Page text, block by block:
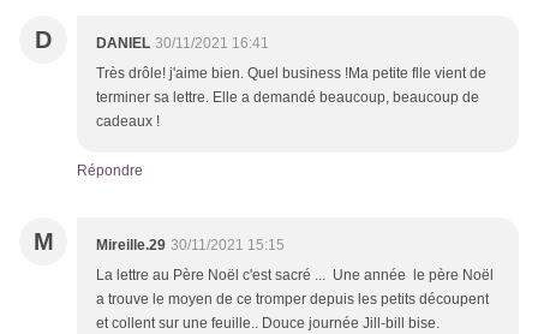
D DANIEL 30/11/2021 16:41
Très drôle! j'aime bien. Quel business !Ma petite flle vient de
terminer sa lettre. Elle a demandé beaucoup, beaucoup de
cadeaux !
Répondre
M Mireille.29 30/11/2021 15:15
La lettre au Père Noël c'est sacré ... Une année le père Noël
a trouve le moyen de ce tromper depuis les petits découpent
et collent sur une feuille.. Douce journée Jill-bill bise.